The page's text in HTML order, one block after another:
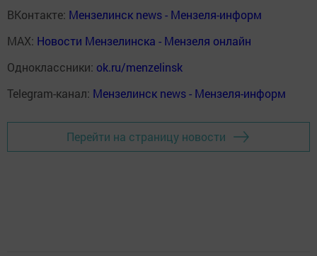
ВКонтакте: Мензелинск news - Мензеля-информ
MAX: Новости Мензелинска - Мензеля онлайн
Одноклассники: ok.ru/menzelinsk
Telegram-канал: Мензелинск news - Мензеля-информ
Перейти на страницу новости